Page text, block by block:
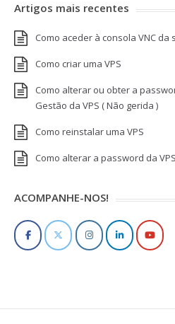
Artigos mais recentes
Como aceder à consola VNC da
Como criar uma VPS
Como alterar ou obter a
Gestão da VPS ( Não gerida )
Como reinstalar uma VPS
Como alterar a password da VPS
ACOMPANHE-NOS!